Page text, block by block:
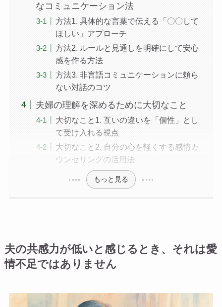
なコミュニケーション法
方法1. 具体的な言葉で伝える「〇〇して
ほしい」アプローチ
方法2. ルールと見通しを明確にして安心
感を作る方法
方法3. 非言語コミュニケーションに頼ら
ない対話のコツ
夫婦の理解を深めるために大切なこと
大切なこと1. 互いの違いを「個性」とし
て受け入れる視点
大切なこと2. 自分の心を軽くする感情カ
ウンセリングの活用法
もっと見る
夫の共感力が低いと感じるとき、それは愛
情不足ではありません